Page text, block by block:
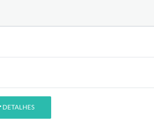
DETALHES